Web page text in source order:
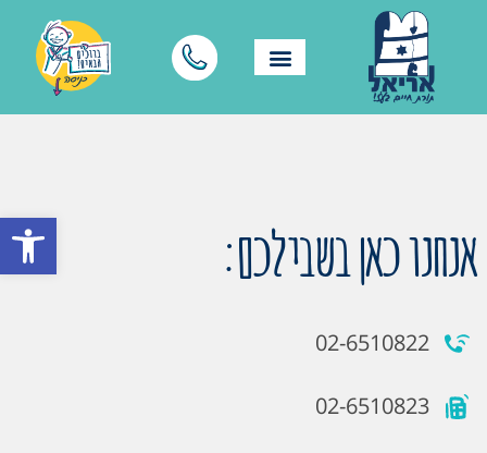
פתח אנחנו כאן בשבילכם:
02-6510822
02-6510823